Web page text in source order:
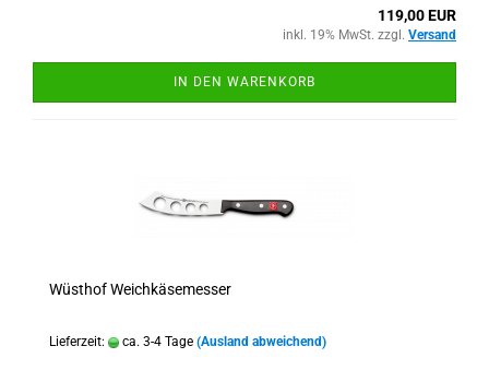
119,00 EUR
inkl. 19% MwSt. zzgl. Versand
IN DEN WARENKORB
Wüsthof Weichkäsemesser
Lieferzeit: ca. 3-4 Tage (Ausland abweichend)